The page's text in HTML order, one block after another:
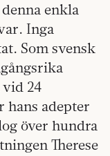
enkla
Inga
Som svensk
24
hans adepter
över hundra
Therese